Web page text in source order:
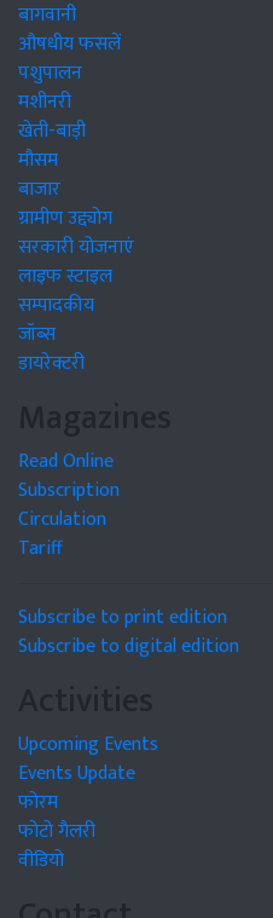
बागवानी
औषधीय फसलें
पशुपालन
मशीनरी
खेती-बाड़ी
मौसम
बाजार
ग्रामीण उद्द्योग
सरकारी योजनाएं
लाइफ स्टाइल
सम्पादकीय
जॉब्स
डायरेक्टरी
Magazines
Read Online
Subscription
Circulation
Tariff
Subscribe to print edition
Subscribe to digital edition
Activities
Upcoming Events
Events Update
फोरम
फोटो गैलरी
वीडियो